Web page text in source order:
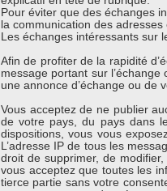
Pour éviter que des échanges
la communication des
Les échanges intéressants sur
Afin de profiter de la rapidité
message portant sur
une annonce d’échange ou de
Vous acceptez de ne publier
de votre pays, du pays dans
dispositions, vous vous
L’adresse IP de tous les
droit de supprimer, de
vous acceptez que toutes les
tierce partie sans votre